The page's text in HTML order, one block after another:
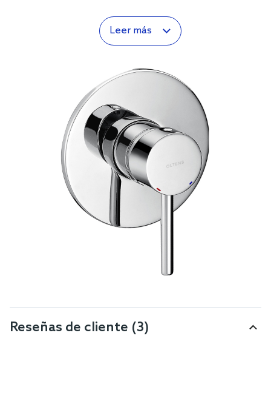
Leer más
Reseñas de cliente (3)